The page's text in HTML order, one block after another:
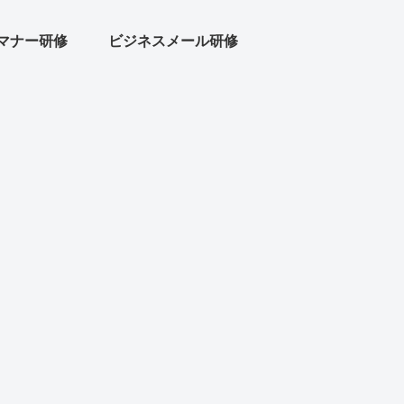
ナー研修 ビジネスメール研修